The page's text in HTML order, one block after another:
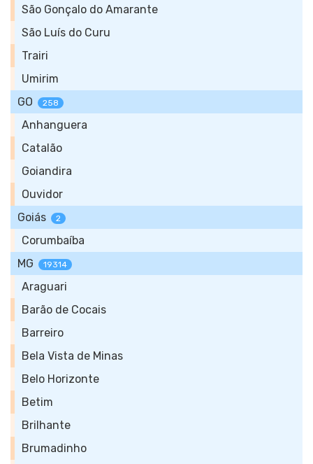
São Gonçalo do Amarante
São Luís do Curu
Trairi
Umirim
GO
258
Anhanguera
Catalão
Goiandira
Ouvidor
Goiás
2
Corumbaíba
MG
19314
Araguari
Barão de Cocais
Barreiro
Bela Vista de Minas
Belo Horizonte
Betim
Brilhante
Brumadinho